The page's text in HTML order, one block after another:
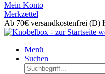
Mein Konto
Merkzettel
Ab 70€ versandkostenfrei (D)
Menü
Suchen